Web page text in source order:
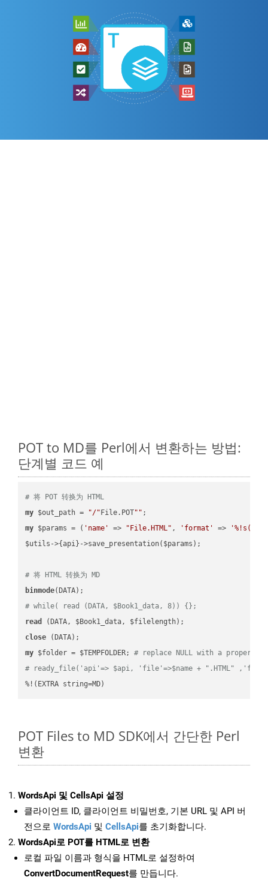
POT to MD를 Perl에서 변환하는 방법:
단계별 코드 예
# 将 POT 转换为 HTML
my $out_path = "/" File.POT""
my $params = ( 'name' => "File.HTML" , 'format' =>
$utils->{api}->save_presentation($params);
# 将 HTML 转换为 MD
binmode
# while( read (DATA, $Book1_data, 8)) {};
read
close
my $folder = $TEMPFOLDER; # replace NULL with a proper
# ready_file('api'=> $api, 'file'=>$name + ".HTML"
%!(EXTRA string=MD)
POT Files to MD SDK에서 간단한 Perl
변환
WordsApi 및 CellsApi 설정
클라이언트 ID, 클라이언트 비밀번호, 기본 URL 및 API 버
전으로 WordsApi 및 CellsApi를 초기화합니다.
WordsApi로 POT를 HTML로 변환
로컬 파일 이름과 형식을 HTML로 설정하여
ConvertDocumentRequest를 만듭니다.